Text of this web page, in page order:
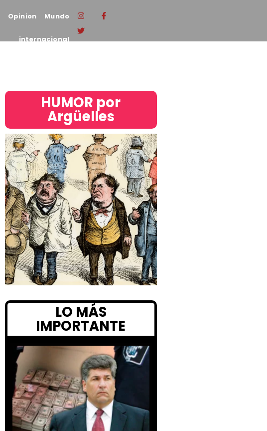
Opinion Mundo
internacional
HUMOR por
Argüelles​
LO MÁS
IMPORTANTE